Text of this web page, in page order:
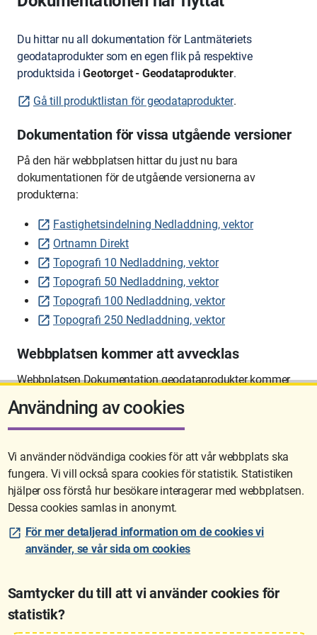
Du hittar nu all dokumentation för Lantmäteriets
geodataprodukter som en egen flik på respektive
produktsida i Geotorget - Geodataprodukter.
Gå till produktlistan för geodataprodukter.
Dokumentation för vissa utgående versioner
På den här webbplatsen hittar du just nu bara
dokumentationen för de utgående versionerna av
produkterna:
Fastighetsindelning Nedladdning, vektor
Ortnamn Direkt
Topografi 10 Nedladdning, vektor
Topografi 50 Nedladdning, vektor
Topografi 100 Nedladdning, vektor
Topografi 250 Nedladdning, vektor
Webbplatsen kommer att avvecklas
Webbplatsen Dokumentation geodataprodukter kommer
att avvecklas på sikt.
Sidan uppdaterades senast: 2026-06-10 12:58
Användning av cookies
Vi använder nödvändiga cookies för att vår webbplats ska
fungera. Vi vill också spara cookies för statistik. Statistiken
hjälper oss förstå hur besökare interagerar med webbplatsen.
Dessa cookies samlas in anonymt.
För mer detaljerad information om de cookies vi
använder, se vår sida om cookies
Samtycker du till att vi använder cookies för
statistik?
Lantmäteriet är den myndighet som kartlägger Sverige. Till våra